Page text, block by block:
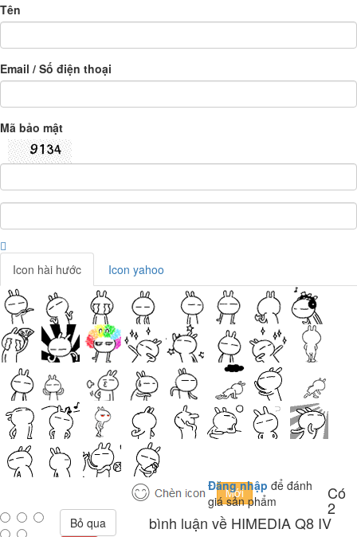
Tên
Email / Số điện thoại
Mã bảo mật
Icon hài hước Icon yahoo
Đăng nhập để đánh
giá sản phẩm
Bỏ qua
Có
2
bình luận về HIMEDIA Q8 IV